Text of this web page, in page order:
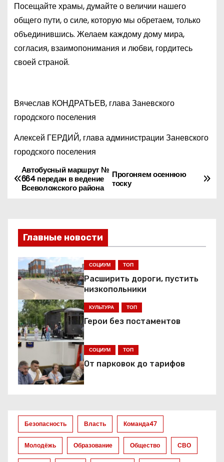
Посещайте храмы, думайте о величии нашего
общего пути, о силе, которую мы обретаем, только
объединившись. Желаем каждому дому мира,
согласия, взаимопонимания и любви, гордитесь
своей страной.
Вячеслав КОНДРАТЬЕВ, глава Заневского
городского поселения
Алексей ГЕРДИЙ, глава администрации Заневского
городского поселения
Н
а
г
а
ц
и
я
п
о
а
п
Прогоняем осеннюю
тоску
Автобусный маршрут №
664 передан в ведение
Всеволожского района
Главные новости
СОЦИУМ ТОП
Расширить дороги, пустить
низкопольники
КУЛЬТУРА ТОП
Герои без постаментов
СОЦИУМ ТОП
От парковок до тарифов
Безопасность Власть Команда47
Молодёжь Образование Общество СВО